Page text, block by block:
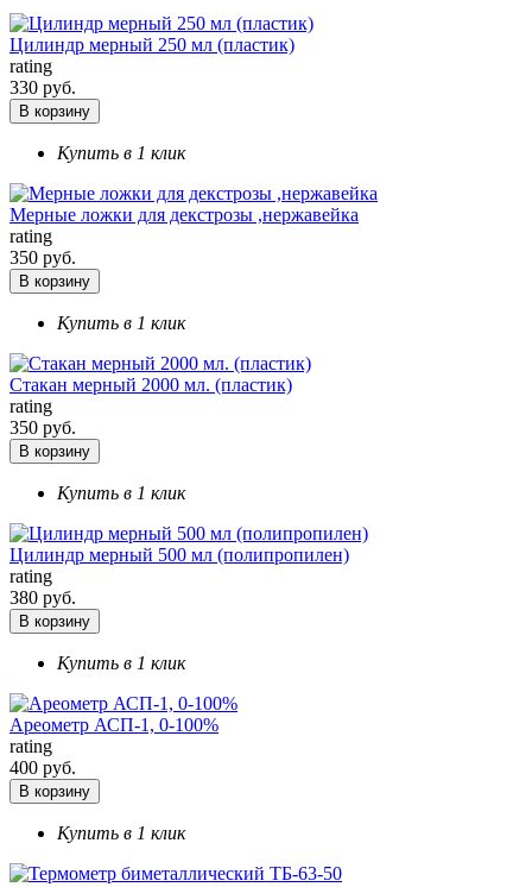
Цилиндр мерный 250 мл (пластик)
rating
330 руб.
В корзину
Купить в 1 клик
Мерные ложки для декстрозы ,нержавейка
rating
350 руб.
В корзину
Купить в 1 клик
Стакан мерный 2000 мл. (пластик)
rating
350 руб.
В корзину
Купить в 1 клик
Цилиндр мерный 500 мл (полипропилен)
rating
380 руб.
В корзину
Купить в 1 клик
Ареометр АСП-1, 0-100%
rating
400 руб.
В корзину
Купить в 1 клик